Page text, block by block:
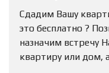
Сдадим Вашу
это бесплатно ?
назначим встречу
квартиру или дом,